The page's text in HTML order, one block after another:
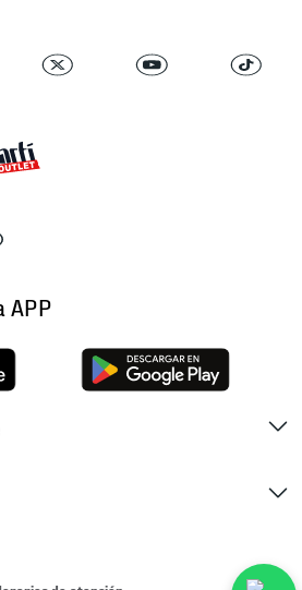
APP